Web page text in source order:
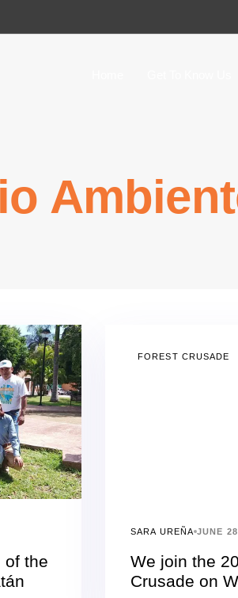
of the
FOREST CRUSADE
SARA UREÑA JUNE
We join the
Crusade on